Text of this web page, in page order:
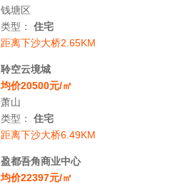
钱塘区
类型：住宅
距离下沙大桥2.65KM
聆空云境城
均价20500元/㎡
萧山
类型：住宅
距离下沙大桥6.49KM
盈都吾角商业中心
均价22397元/㎡